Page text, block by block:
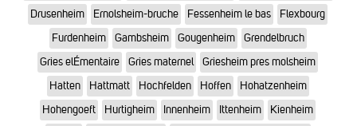
Drusenheim
Ernolsheim-bruche Fessenheim le bas
Flexbourg
Furdenheim
Gambsheim Gougenheim
Grendelbruch
Gries elÉmentaire
Gries maternel
Griesheim pres molsheim
Hatten
Hattmatt Hochfelden Hoffen
Hohatzenheim
Hohengoeft
Hurtigheim Innenheim Ittenheim
Kienheim